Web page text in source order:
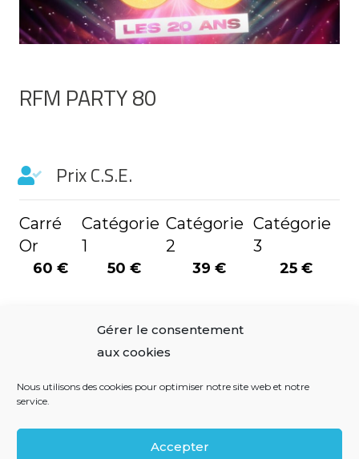
Gérer le consentement
aux cookies
Nous utilisons des cookies pour optimiser notre site web et notre
service.
Accepter
RFM PARTY 80
Prix C.S.E.
Carré
Or
60 €
Catégorie
1
50 €
Catégorie
2
39 €
Catégorie
3
25 €
Observations
Places assises numérotées